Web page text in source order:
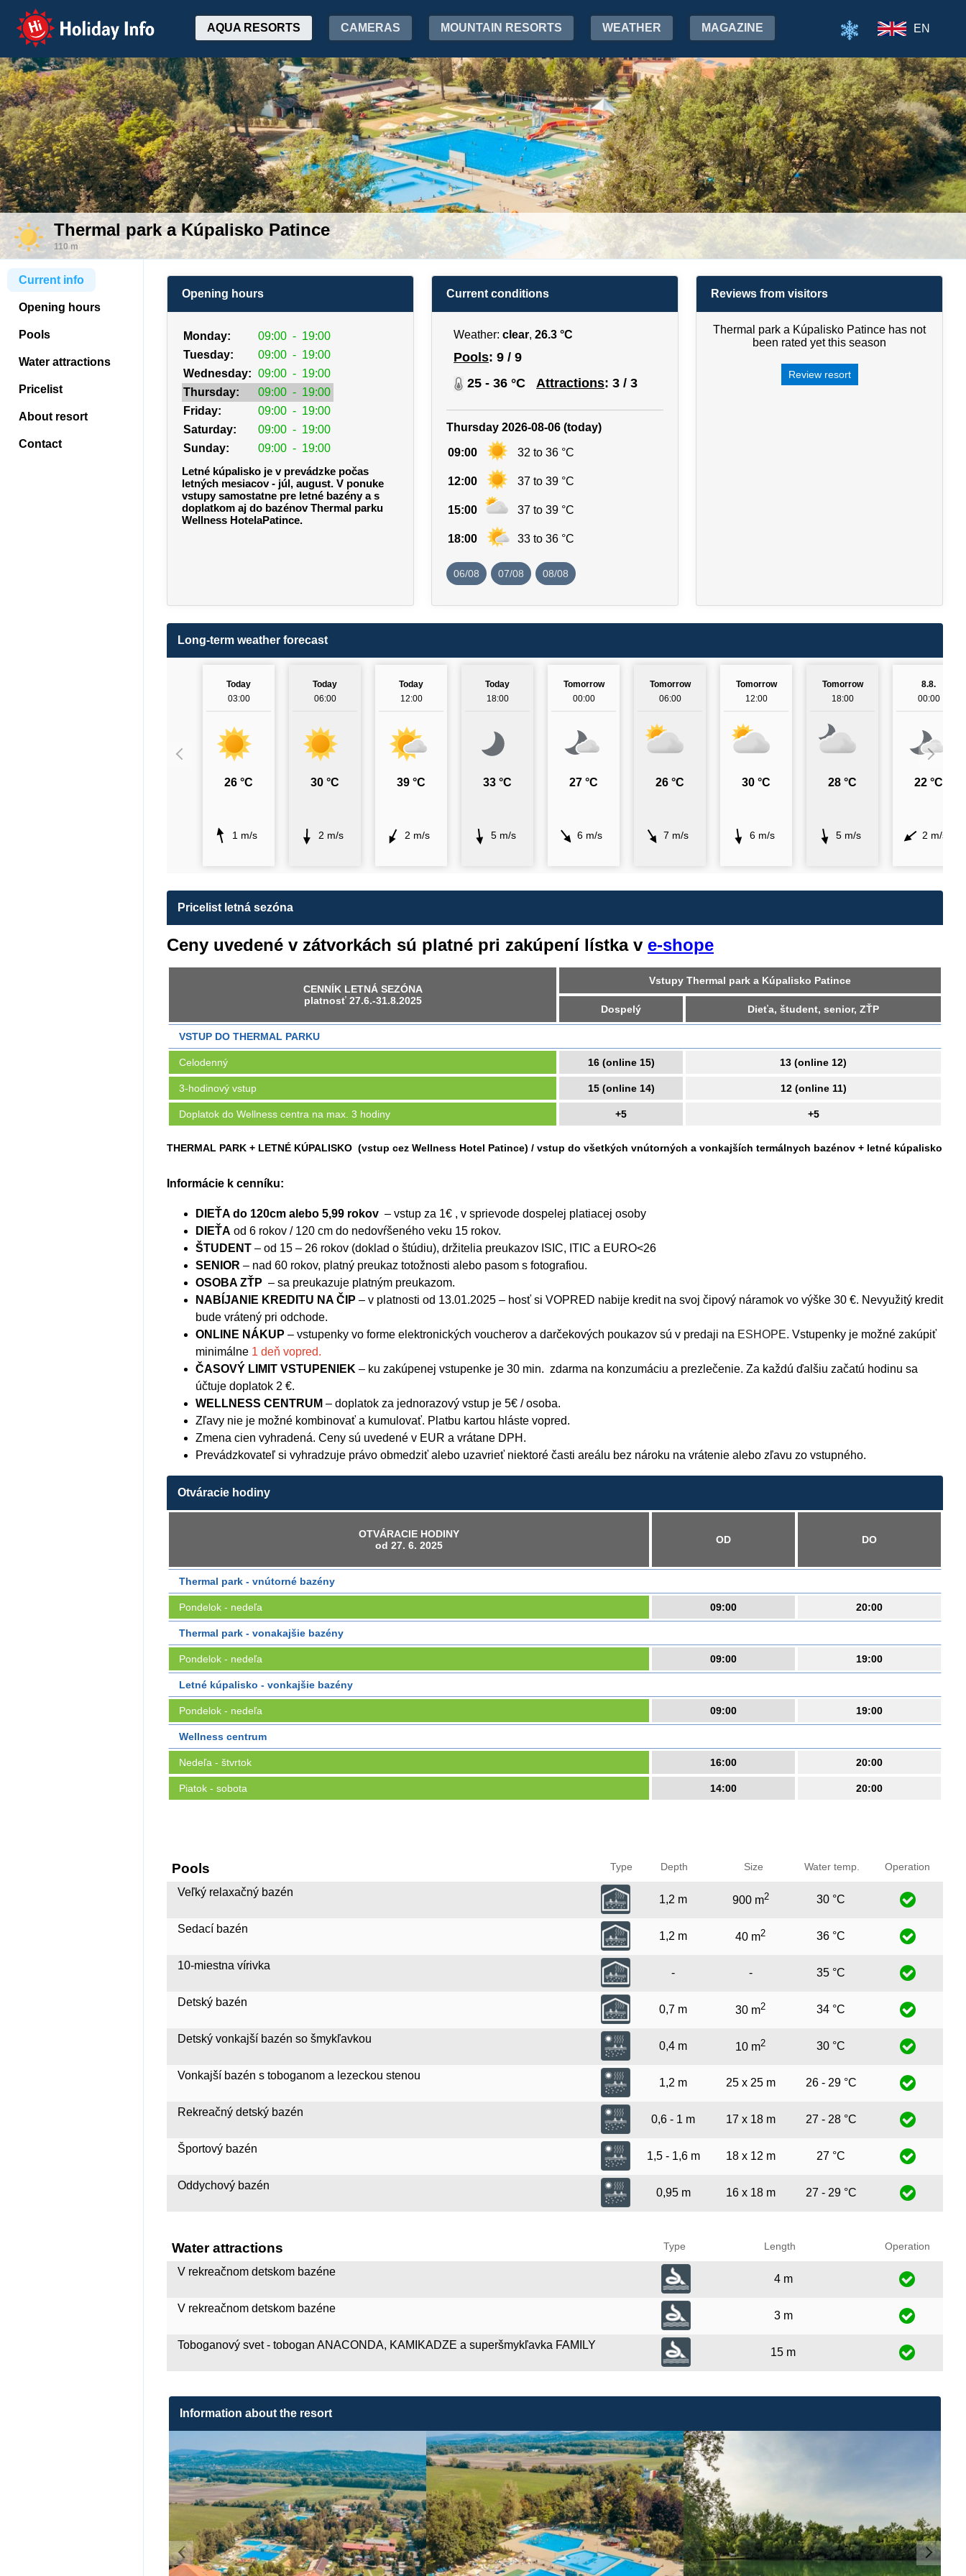
Holiday Info AQUA RESORTS CAMERAS MOUNTAIN RESORTS WEATHER MAGAZINE EN
Thermal park a Kúpalisko Patince
110 m
Current info
Opening hours
Pools
Water attractions
Pricelist
About resort
Contact
Opening hours
Monday: 09:00 - 19:00
Tuesday:
09:00 - 19:00
Wednesday: 09:00 - 19:00
Thursday:
09:00 - 19:00
Friday:
09:00 - 19:00
Saturday:
09:00 - 19:00
Sunday:
09:00 - 19:00
Letné kúpalisko je v prevádzke počas
letných mesiacov - júl, august. V ponuke
vstupy samostatne pre letné bazény a s
doplatkom aj do bazénov Thermal parku
Wellness HotelaPatince.
Current conditions
Weather: clear, 26.3 °C
Pools: 9 / 9
25 - 36 °C
Attractions: 3 / 3
Thursday 2026-08-06 (today)
09:00 32 to 36 °C
12:00 37 to 39 °C
15:00 37 to 39 °C
18:00 33 to 36 °C
06/08 07/08 08/08
Reviews from visitors
Thermal park a Kúpalisko Patince has not
been rated yet this season
Review resort
Long-term weather forecast
Today
03:00
26 °C
1 m/s
Today
06:00
30 °C
2 m/s
Today
12:00
39 °C
2 m/s
Today
18:00
33 °C
5 m/s
Tomorrow
00:00
27 °C
6 m/s
Tomorrow
06:00
26 °C
7 m/s
Tomorrow
12:00
30 °C
6 m/s
Tomorrow
18:00
28 °C
5 m/s
8.8.
00:00
22 °C
2 m/s
Pricelist letná sezóna
Ceny uvedené v zátvorkách sú platné pri zakúpení lístka v e-shope
CENNÍK LETNÁ SEZÓNA
platnosť 27.6.-31.8.2025
Vstupy Thermal park a Kúpalisko Patince
Dospelý Dieťa, študent, senior, ZŤP
VSTUP DO THERMAL PARKU
Celodenný 16 (online 15) 13 (online 12)
3-hodinový vstup 15 (online 14) 12 (online 11)
Doplatok do Wellness centra na max. 3 hodiny +5 +5
THERMAL PARK + LETNÉ KÚPALISKO (vstup cez Wellness Hotel Patince) / vstup do všetkých vnútorných a vonkajších termálnych bazénov + letné kúpalisko
Informácie k cenníku:
DIEŤA do 120cm alebo 5,99 rokov – vstup za 1€ , v sprievode dospelej platiacej osoby
DIEŤA od 6 rokov / 120 cm do nedovŕšeného veku 15 rokov.
ŠTUDENT – od 15 – 26 rokov (doklad o štúdiu), držitelia preukazov ISIC, ITIC a EURO<26
SENIOR – nad 60 rokov, platný preukaz totožnosti alebo pasom s fotografiou.
OSOBA ZŤP – sa preukazuje platným preukazom.
NABÍJANIE KREDITU NA ČIP – v platnosti od 13.01.2025 – hosť si VOPRED nabije kredit na svoj čipový náramok vo výške 30 €. Nevyužitý kredit
bude vrátený pri odchode.
ONLINE NÁKUP – vstupenky vo forme elektronických voucherov a darčekových poukazov sú v predaji na ESHOPE. Vstupenky je možné zakúpiť
minimálne 1 deň vopred.
ČASOVÝ LIMIT VSTUPENIEK – ku zakúpenej vstupenke je 30 min. zdarma na konzumáciu a prezlečenie. Za každú ďalšiu začatú hodinu sa
účtuje doplatok 2 €.
WELLNESS CENTRUM – doplatok za jednorazový vstup je 5€ / osoba.
Zľavy nie je možné kombinovať a kumulovať. Platbu kartou hláste vopred.
Zmena cien vyhradená. Ceny sú uvedené v EUR a vrátane DPH.
Prevádzkovateľ si vyhradzuje právo obmedziť alebo uzavrieť niektoré časti areálu bez nároku na vrátenie alebo zľavu zo vstupného.
Otváracie hodiny
OTVÁRACIE HODINY
od 27. 6. 2025
OD DO
Thermal park - vnútorné bazény
Pondelok - nedeľa 09:00 20:00
Thermal park - vonakajšie bazény
Pondelok - nedeľa 09:00 19:00
Letné kúpalisko - vonkajšie bazény
Pondelok - nedeľa 09:00 19:00
Wellness centrum
Nedeľa - štvrtok 16:00 20:00
Piatok - sobota 14:00 20:00
Pools Type Depth Size Water temp. Operation
Veľký relaxačný bazén
1,2 m 900 m2 30 °C
Sedací bazén
1,2 m 40 m2 36 °C
10-miestna vírivka
- - 35 °C
Detský bazén
0,7 m 30 m2 34 °C
Detský vonkajší bazén so šmykľavkou
0,4 m 10 m2 30 °C
Vonkajší bazén s toboganom a lezeckou stenou
1,2 m 25 x 25 m 26 - 29 °C
Rekreačný detský bazén
0,6 - 1 m 17 x 18 m 27 - 28 °C
Športový bazén
1,5 - 1,6 m 18 x 12 m 27 °C
Oddychový bazén
0,95 m 16 x 18 m 27 - 29 °C
Water attractions Type Length Operation
V rekreačnom detskom bazéne
4 m
V rekreačnom detskom bazéne
3 m
Toboganový svet - tobogan ANACONDA, KAMIKADZE a superšmykľavka FAMILY
15 m
Information about the resort